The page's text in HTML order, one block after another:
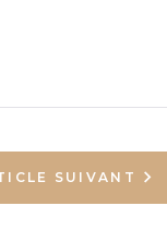
SUIVANT